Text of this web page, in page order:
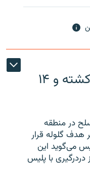
تیراندازی در تورنتو یک نفر کشته و ۱۴
در منطقه
،‌بزرگترین شهر کانادا،۱۴ نفر هدف گلوله قرار
می‌گوید این
با پلیس